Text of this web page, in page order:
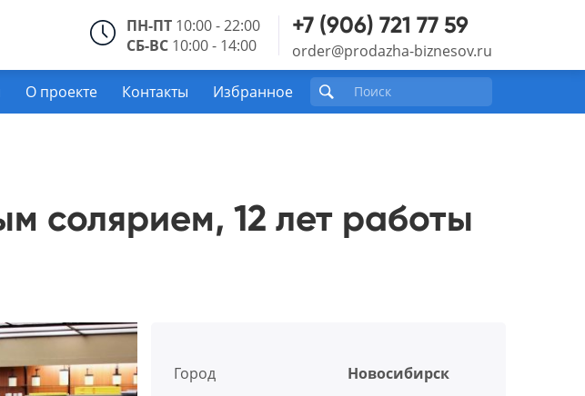
ПН-ПТ 10:00 - 22:00
СБ-ВС 10:00 - 14:00
+7 (906) 721 77 59
order@prodazha-biznesov.ru
О проекте Контакты Избранное
солярием, 12 лет работы
Город
Новосибирск